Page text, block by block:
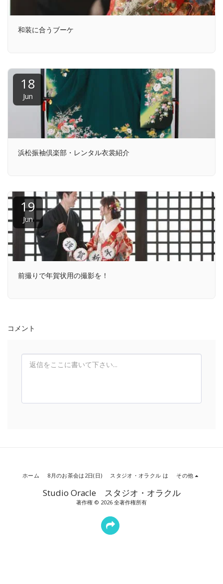
和装に合うブーケ
18
Jun
浜松振袖倶楽部・レンタル衣裳紹介
19
Jun
前撮りで年賀状用の撮影を！
コメント
Studio Oracle スタジオ・オラクル
著作権 © 2026 全著作権所有
ホーム 8月のお茶会は2日(日) スタジオ・オラクル は その他